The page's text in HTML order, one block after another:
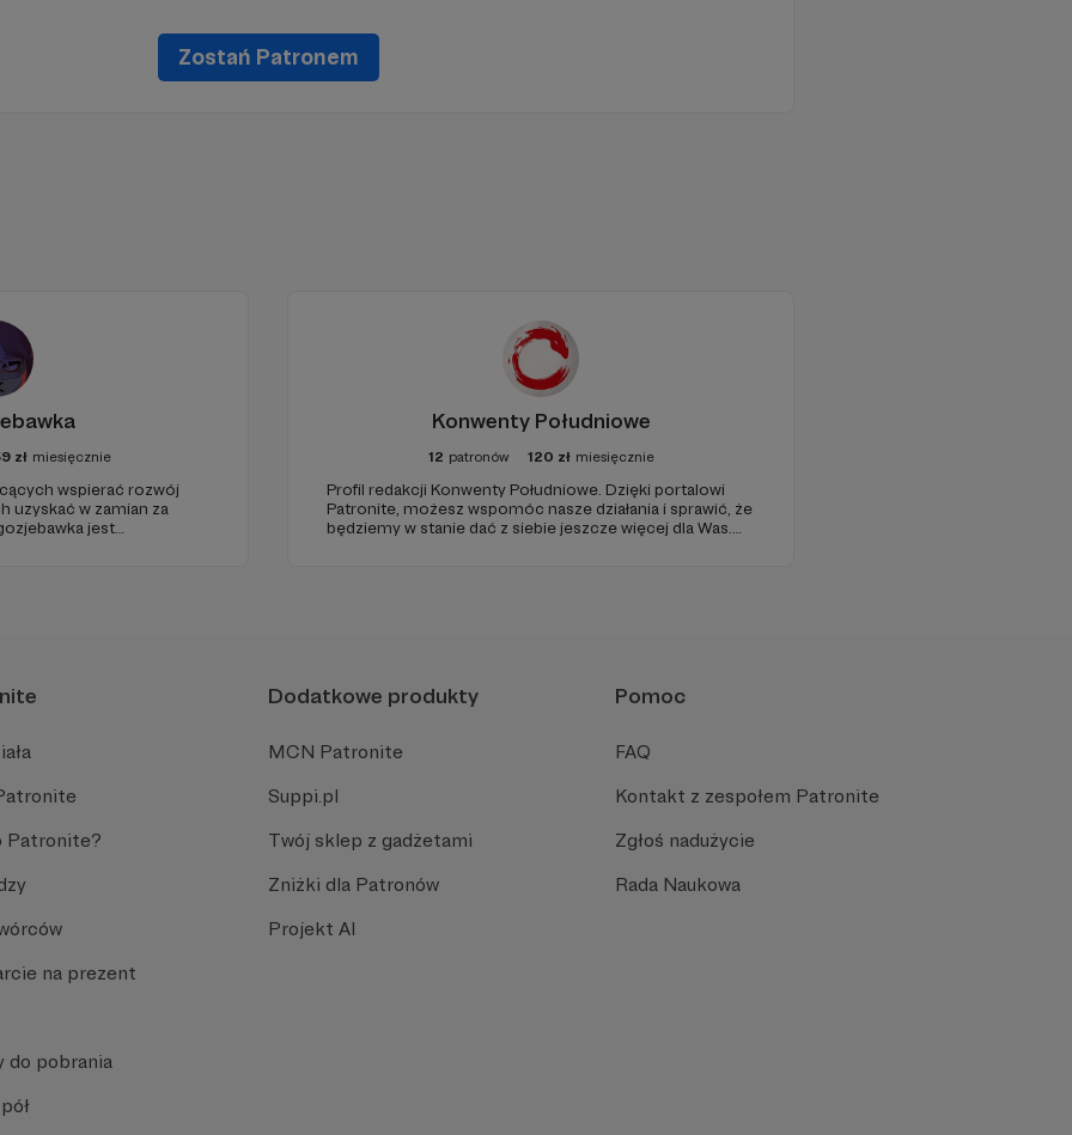
Zostań Patronem
zł miesięcznie
wspierać rozwój
uzyskać w zamian za
jest
Konwenty Południowe
12 patronów 120 zł miesięcznie
Profil redakcji Konwenty Południowe. Dzięki portalowi
Patronite, możesz wspomóc nasze działania i sprawić, że
będziemy w stanie dać z siebie jeszcze więcej dla Was.
Patronite?
na prezent
do pobrania
Dodatkowe produkty
MCN Patronite
Suppi.pl
Twój sklep z gadżetami
Zniżki dla Patronów
Projekt AI
Pomoc
FAQ
Kontakt z zespołem Patronite
Zgłoś nadużycie
Rada Naukowa